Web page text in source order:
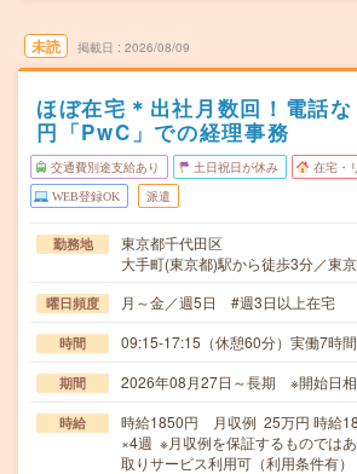
未読 掲載日 2026/08/09
ほぼ在宅＊出社月数回！電話
円「PwC」での経理事務
交通費別途支給あり 土日祝日が休み 在宅・
WEB登録OK 派遣
勤務地
東京都千代田区
大手町(東京都)駅から徒歩3分／東
曜日頻度 月～金／週5日 #週3日以上在宅
時間 09:15-17:15（休憩60分）実働7時間
期間 2026年08月27日～長期 ※開始日
時給
時給1850円 月収例 25万円 時給
×4週 ※月収例を保証するものでは
取りサービス利用可（利用条件有）